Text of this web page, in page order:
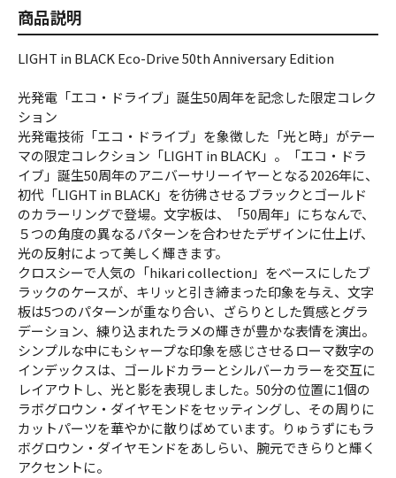
商品説明
LIGHT in BLACK Eco-Drive 50th Anniversary Edition
光発電「エコ・ドライブ」誕生50周年を記念した限定コレク
ション
光発電技術「エコ・ドライブ」を象徴した「光と時」がテー
マの限定コレクション「LIGHT in BLACK」。「エコ・ドラ
イブ」誕生50周年のアニバーサリーイヤーとなる2026年に、
初代「LIGHT in BLACK」を彷彿させるブラックとゴールド
のカラーリングで登場。文字板は、「50周年」にちなんで、
５つの角度の異なるパターンを合わせたデザインに仕上げ、
光の反射によって美しく輝きます。
クロスシーで人気の「hikari collection」をベースにしたブ
ラックのケースが、キリッと引き締まった印象を与え、文字
板は5つのパターンが重なり合い、ざらりとした質感とグラ
デーション、練り込まれたラメの輝きが豊かな表情を演出。
シンプルな中にもシャープな印象を感じさせるローマ数字の
インデックスは、ゴールドカラーとシルバーカラーを交互に
レイアウトし、光と影を表現しました。50分の位置に1個の
ラボグロウン・ダイヤモンドをセッティングし、その周りに
カットパーツを華やかに散りばめています。りゅうずにもラ
ボグロウン・ダイヤモンドをあしらい、腕元できらりと輝く
アクセントに。